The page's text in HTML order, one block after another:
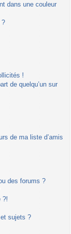
dans une couleur
?
!
de quelqu’un sur
de ma liste d’amis
des forums ?
?!
sujets ?